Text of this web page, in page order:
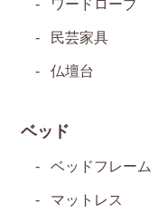
ワードローブ
民芸家具
仏壇台
ベッド
ベッドフレーム
マットレス